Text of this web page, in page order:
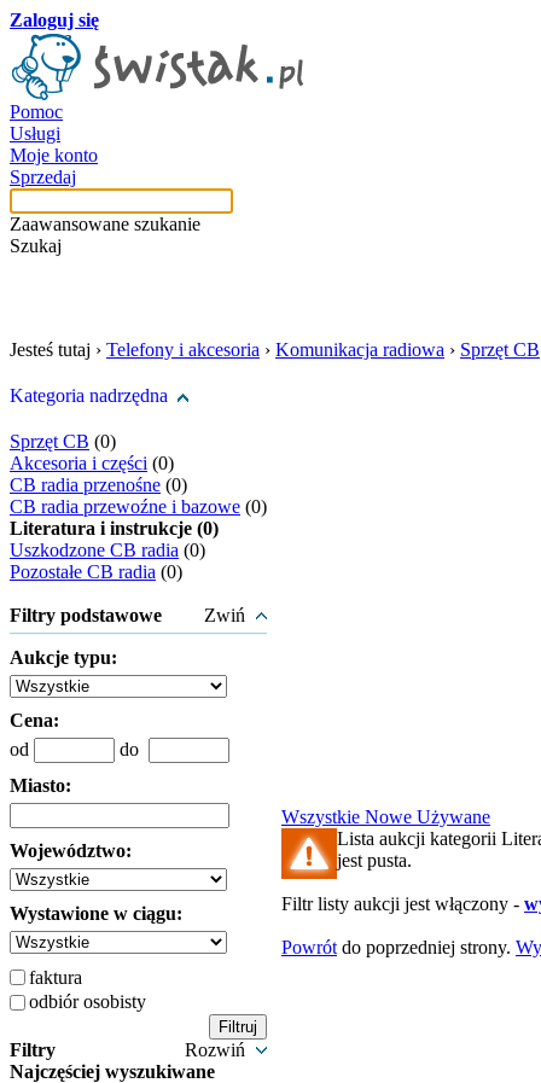
Zaloguj się
Pomoc
Usługi
Moje konto
Sprzedaj
Zaawansowane szukanie
Szukaj
Jesteś tutaj › Telefony i akcesoria › Komunikacja radiowa › Sprzęt CB
Kategoria nadrzędna
Sprzęt CB (0)
Akcesoria i części (0)
CB radia przenośne (0)
CB radia przewoźne i bazowe (0)
Literatura i instrukcje (0)
Uszkodzone CB radia (0)
Pozostałe CB radia (0)
Filtry podstawowe Zwiń
Aukcje typu:
Cena:
od
do
Miasto:
Województwo:
Wystawione w ciągu:
faktura
odbiór osobisty
Filtry
Rozwiń
Najczęściej wyszukiwane
Wszystkie Nowe Używane
Lista aukcji kategorii
jest pusta.
Filtr listy aukcji jest włączony -
Powrót do poprzedniej strony.